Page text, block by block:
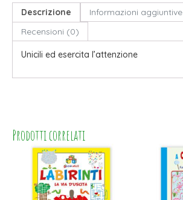
Descrizione
Informazioni aggiuntive
Recensioni (0)
Unicili ed esercita l’attenzione
Prodotti correlati